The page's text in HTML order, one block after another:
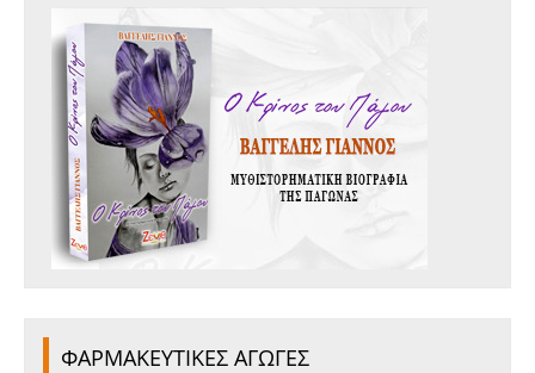
ΦΑΡΜΑΚΕΥΤΙΚΕΣ ΑΓΩΓΕΣ